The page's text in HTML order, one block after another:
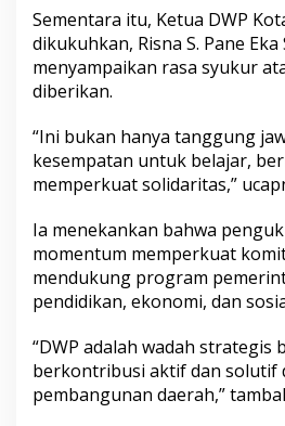
Sementara itu, Ketua DWP
dikukuhkan, Risna S. Pane
menyampaikan rasa syukur
diberikan.
“Ini bukan hanya tanggung
kesempatan untuk belajar,
memperkuat solidaritas,”
Ia menekankan bahwa
momentum memperkuat
mendukung program
pendidikan, ekonomi, dan
“DWP adalah wadah strategis
berkontribusi aktif dan solutif
pembangunan daerah,”